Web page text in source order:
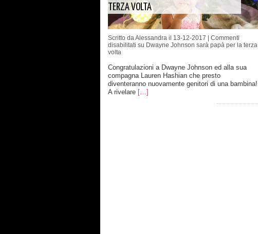
TERZA VOLTA
Scritto da Alessandra il 13-12-2017 | Commenti
disabilitati su Dwayne Johnson sarà papà per la terza
volta
Congratulazioni a Dwayne Johnson ed alla sua
compagna Lauren Hashian che presto
diventeranno nuovamente genitori di una bambina!
A rivelare […]